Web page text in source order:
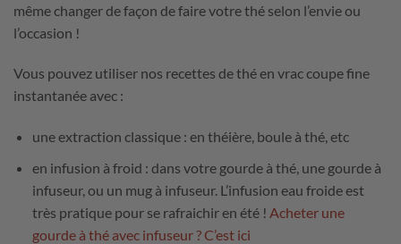
même changer de façon de faire votre thé selon l’envie ou
l’occasion !
Vous pouvez utiliser nos recettes de thé en vrac coupe fine
instantanée avec :
une extraction classique : en théière, boule à thé, etc
en infusion à froid : dans votre gourde à thé, une gourde à
infuseur, ou un mug à infuseur. L’infusion eau froide est
très pratique pour se rafraichir en été ! Acheter une
gourde à thé avec infuseur ? C’est ici